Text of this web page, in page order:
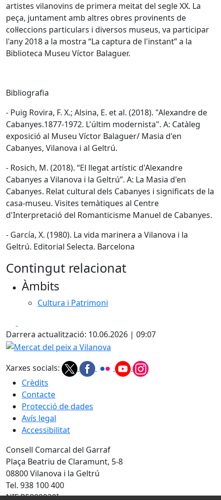
artistes vilanovins de primera meitat del segle XX. La
peça, juntament amb altres obres provinents de
col·leccions particulars i diversos museus, va participar
l'any 2018 a la mostra “La captura de l'instant” a la
Biblioteca Museu Víctor Balaguer.
Bibliografia
- Puig Rovira, F. X.; Alsina, E. et al. (2018). "Alexandre de
Cabanyes.1877-1972. L'últim modernista". A: Catàleg
exposició al Museu Víctor Balaguer/ Masia d'en
Cabanyes, Vilanova i al Geltrú.
- Rosich, M. (2018). “El llegat artístic d'Alexandre
Cabanyes a Vilanova i la Geltrú”. A: La Masia d'en
Cabanyes. Relat cultural dels Cabanyes i significats de la
casa-museu. Visites temàtiques al Centre
d'Interpretació del Romanticisme Manuel de Cabanyes.
- García, X. (1980). La vida marinera a Vilanova i la
Geltrú. Editorial Selecta. Barcelona
Contingut relacionat
Àmbits
Cultura i Patrimoni
Darrera actualització: 10.06.2026 | 09:07
Mercat del peix a Vilanova
Xarxes socials:
Crèdits
Contacte
Protecció de dades
Avís legal
Accessibilitat
Consell Comarcal del Garraf
Plaça Beatriu de Claramunt, 5-8
08800 Vilanova i la Geltrú
Tel. 938 100 400
NIF P5800020I